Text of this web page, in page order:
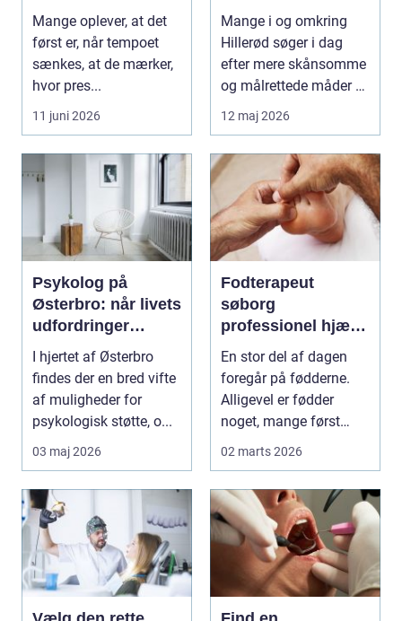
Mange oplever, at det
først er, når tempoet
sænkes, at de mærker,
hvor pres...
11 juni 2026
hverdagen
Mange i og omkring
Hillerød søger i dag
efter mere skånsomme
og målrettede måder at
få det bedre på....
12 maj 2026
Psykolog på
Østerbro: når livets
udfordringer
kræver
professionel støtte
I hjertet af Østerbro
findes der en bred vifte
af muligheder for
psykologisk støtte, o...
03 maj 2026
Fodterapeut
søborg
professionel hjælp
til sunde fødder i
hverdagen
En stor del af dagen
foregår på fødderne.
Alligevel er fødder
noget, mange først
02 marts 2026